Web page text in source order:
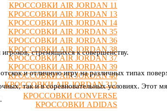
КРОССОВКИ AIR JORDAN 11
КРОССОВКИ AIR JORDAN 13
КРОССОВКИ AIR JORDAN 14
КРОССОВКИ AIR JORDAN 35
КРОССОВКИ AIR JORDAN 36
КРОССОВКИ AIR JORDAN 38
КРОССОВКИ AIR JORDAN 37
КРОССОВКИ AIR JORDAN 39
КРОССОВКИ AIR JORDAN 40
КРОССОВКИ AIR JORDAN 312
КРОССОВКИ CONVERSE
КРОССОВКИ ADIDAS
стремящихся к совершенству.
и отличную игру на различных типах
так и в соревновательных условиях. Этот